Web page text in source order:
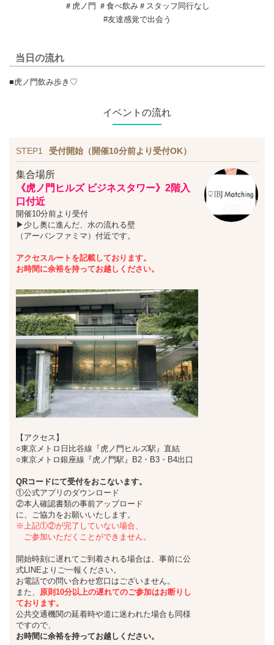
＃虎ノ門 ＃食べ飲み＃スタッフ同行なし
#友達感覚で出会う
当日の流れ
■虎ノ門飲み歩き♡
イベントの流れ
STEP1 受付開始（開催10分前より受付OK）
集合場所
《虎ノ門ヒルズ ビジネスタワー》2階入
口付近
開催10分前より受付
▶少し奥に進んだ、水の流れる壁
（アーバンファミマ）付近です。
アクセスルートを記載しております。
お時間に余裕を持ってお越しください。
【アクセス】
○東京メトロ日比谷線『虎ノ門ヒルズ駅』直結
○東京メトロ銀座線『虎ノ門駅』B2・B3・B4出口
QRコードにて受付をおこないます。
①公式アプリのダウンロード
②本人確認書類の事前アップロード
に、ご協力をお願いいたします。
※上記①②が完了していない場合、
ご参加いただくことができません。
開始時刻に遅れてご到着される場合は、事前に公
式LINEよりご一報ください。
お電話での問い合わせ窓口はございません。
また、 原則10分以上の遅れてのご参加はお断りし
ております。
公共交通機関の延着時や道に迷われた場合も同様
ですので、
お時間に余裕を持ってお越しください。